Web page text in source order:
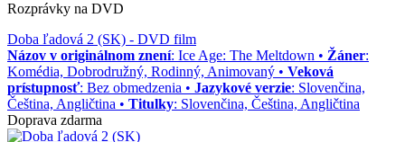
Rozprávky na DVD
Doba ľadová 2 (SK) - DVD film
Názov v originálnom znení: Ice Age: The Meltdown • Žáner:
Komédia, Dobrodružný, Rodinný, Animovaný • Veková
prístupnosť: Bez obmedzenia • Jazykové verzie: Slovenčina,
Čeština, Angličtina • Titulky: Slovenčina, Čeština, Angličtina
Doprava zdarma